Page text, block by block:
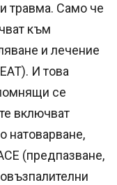
травма. Само че
към
и лечение
И това
се
включват
натоварване,
(предпазване,